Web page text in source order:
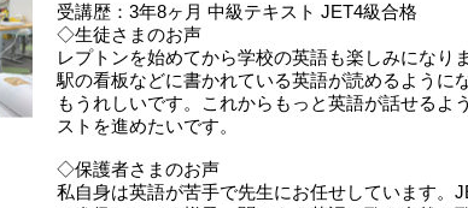
受講歴：3年8ヶ月 中級テキスト JET4級合格
◇生徒さまのお声
レプトンを始めてから学校の英語も楽しみになり
駅の看板などに書かれている英語が読めるように
もうれしいです。これからもっと英語が話せるよ
ストを進めたいです。
◇保護者さまのお声
私自身は英語が苦手で先生にお任せしています。